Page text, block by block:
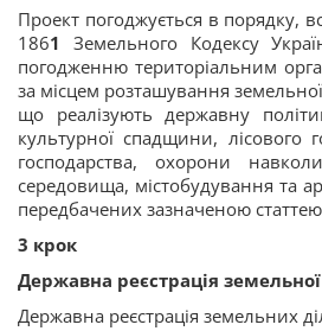
Проект погоджується в порядку,
1861 Земельного Кодексу
погодженню територіальним
за місцем розташування
що реалізують державну
культурної спадщини, лісового
господарства, охорони
середовища, містобудування та
передбачених зазначеною
3 крок
Державна реєстрація
Державна реєстрація земельних